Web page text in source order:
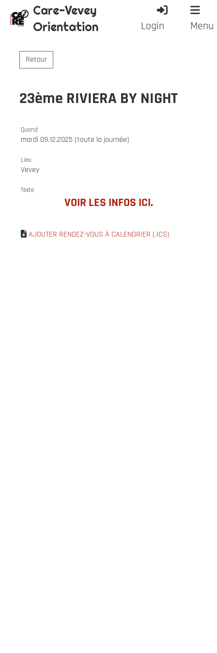
Care-Vevey
Orientation
Login Menu
Retour
23ème RIVIERA BY NIGHT
Quand
mardi 09.12.2025 (toute la journée)
Lieu
Vevey
Texte
VOIR LES INFOS ICI.
AJOUTER RENDEZ-VOUS À CALENDRIER (.ICS)